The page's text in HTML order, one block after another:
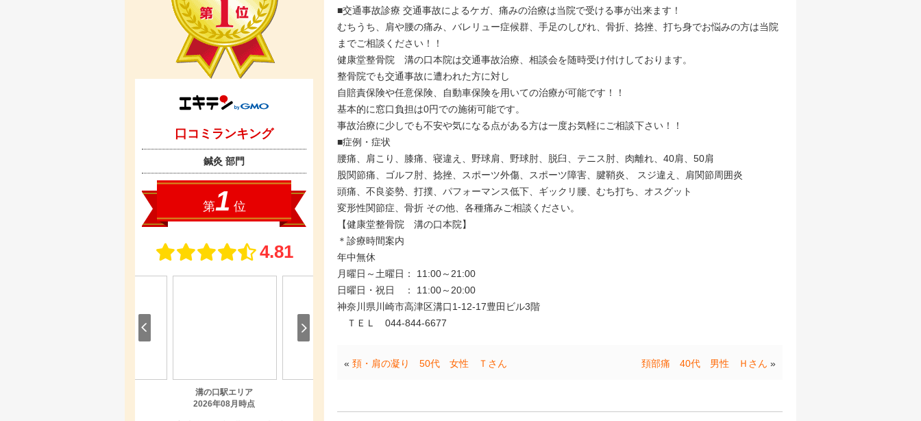
■交通事故診療 交通事故によるケガ、痛みの治療は当院で受ける事が出来ます！
むちうち、肩や腰の痛み、バレリュー症候群、手足のしびれ、骨折、捻挫、打ち身でお悩みの方は当院
までご相談ください！！
健康堂整骨院 溝の口本院は交通事故治療、相談会を随時受け付けしております。
整骨院でも交通事故に遭われた方に対し
自賠責保険や任意保険、自動車保険を用いての治療が可能です！！
基本的に窓口負担は0円での施術可能です。
事故治療に少しでも不安や気になる点がある方は一度お気軽にご相談下さい！！
■症例・症状
腰痛、肩こり、膝痛、寝違え、野球肩、野球肘、脱臼、テニス肘、肉離れ、40肩、50肩
股関節痛、ゴルフ肘、捻挫、スポーツ外傷、スポーツ障害、腱鞘炎、 スジ違え、肩関節周囲炎
頭痛、不良姿勢、打撲、パフォーマンス低下、ギックリ腰、むち打ち、オスグット
変形性関節症、骨折 その他、各種痛みご相談ください。
【健康堂整骨院 溝の口本院】
＊診療時間案内
年中無休
月曜日～土曜日： 11:00～21:00
日曜日・祝日 ： 11:00～20:00
神奈川県川崎市高津区溝口1-12-17豊田ビル3階
ＴＥＬ 044-844-6677
頚部痛 40代 男性 Ｈさん »
« 頚・肩の凝り 50代 女性 Ｔさん